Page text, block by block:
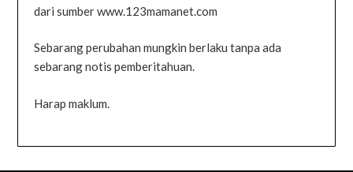
dari sumber www.123mamanet.com
Sebarang perubahan mungkin berlaku tanpa ada
sebarang notis pemberitahuan.
Harap maklum.